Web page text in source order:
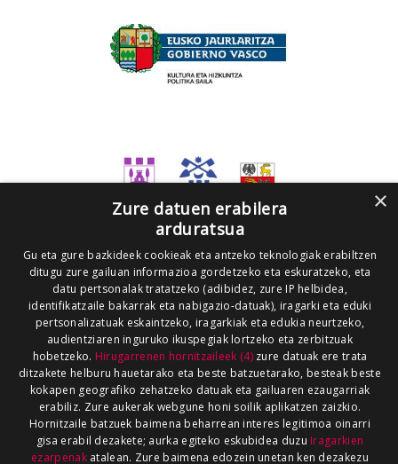
×
Zure datuen erabilera
arduratsua
Gu eta gure bazkideek cookieak eta antzeko teknologiak erabiltzen
ditugu zure gailuan informazioa gordetzeko eta eskuratzeko, eta
datu pertsonalak tratatzeko (adibidez, zure IP helbidea,
identifikatzaile bakarrak eta nabigazio-datuak), iragarki eta eduki
pertsonalizatuak eskaintzeko, iragarkiak eta edukia neurtzeko,
audientziaren inguruko ikuspegiak lortzeko eta zerbitzuak
hobetzeko. Hirugarrenen hornitzaileek (4)zure datuak ere trata
ditzakete helburu hauetarako eta beste batzuetarako, besteak beste
kokapen geografiko zehatzeko datuak eta gailuaren ezaugarriak
erabiliz. Zure aukerak webgune honi soilik aplikatzen zaizkio.
Hornitzaile batzuek baimena beharrean interes legitimoa oinarri
gisa erabil dezakete; aurka egiteko eskubidea duzu Iragarkien
ezarpenakatalean. Zure baimena edozein unetan ken dezakezu